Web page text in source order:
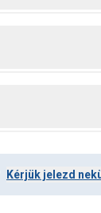
Kérjük jelezd